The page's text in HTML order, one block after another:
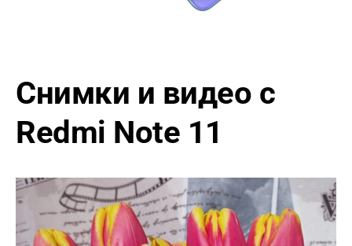
Снимки и видео с
Redmi Note 11